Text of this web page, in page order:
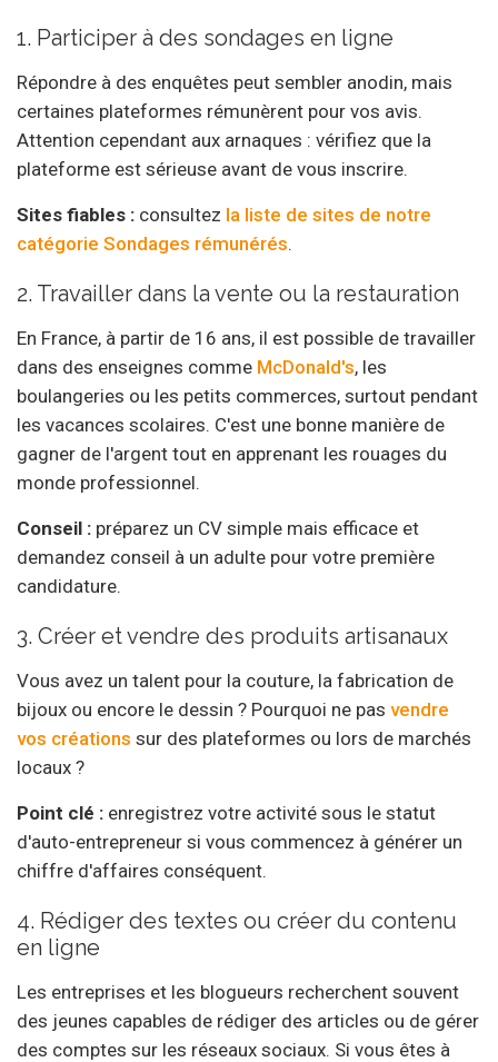
1. Participer à des sondages en ligne
Répondre à des enquêtes peut sembler anodin, mais
certaines plateformes rémunèrent pour vos avis.
Attention cependant aux arnaques : vérifiez que la
plateforme est sérieuse avant de vous inscrire.
Sites fiables : consultez la liste de sites de notre
catégorie Sondages rémunérés.
2. Travailler dans la vente ou la restauration
En France, à partir de 16 ans, il est possible de travailler
dans des enseignes comme McDonald's, les
boulangeries ou les petits commerces, surtout pendant
les vacances scolaires. C'est une bonne manière de
gagner de l'argent tout en apprenant les rouages du
monde professionnel.
Conseil : préparez un CV simple mais efficace et
demandez conseil à un adulte pour votre première
candidature.
3. Créer et vendre des produits artisanaux
Vous avez un talent pour la couture, la fabrication de
bijoux ou encore le dessin ? Pourquoi ne pas vendre
vos créations sur des plateformes ou lors de marchés
locaux ?
Point clé : enregistrez votre activité sous le statut
d'auto-entrepreneur si vous commencez à générer un
chiffre d'affaires conséquent.
4. Rédiger des textes ou créer du contenu
en ligne
Les entreprises et les blogueurs recherchent souvent
des jeunes capables de rédiger des articles ou de gérer
des comptes sur les réseaux sociaux. Si vous êtes à